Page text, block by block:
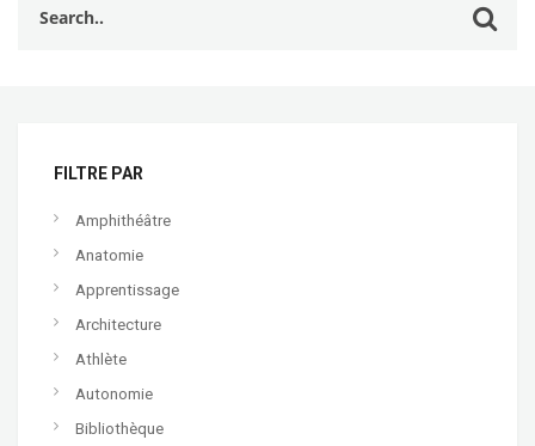
FILTRE PAR
Amphithéâtre
Anatomie
Apprentissage
Architecture
Athlète
Autonomie
Bibliothèque